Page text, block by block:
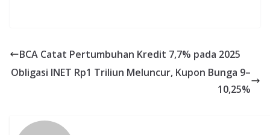
BCA Catat Pertumbuhan Kredit 7,7% pada 2025
Obligasi INET Rp1 Triliun Meluncur, Kupon Bunga 9–
10,25%